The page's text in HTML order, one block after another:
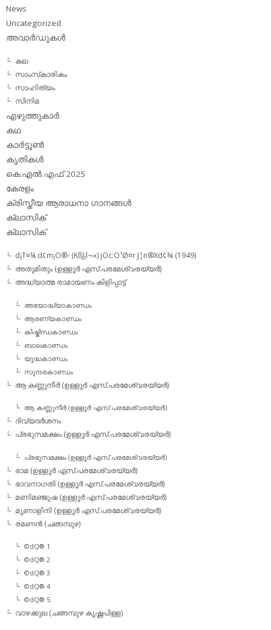
News
Uncategorized
അവാര്‍ഡുകള്‍
കല
സാംസ്‌കാരികം
സാഹിത്യം
സിനിമ
എഴുത്തുകാര്‍
കഥ
കാര്‍ട്ടൂണ്‍
കൃതികള്‍
കെ.എല്‍.എഫ് 2025
കേരളം
ക്രിസ്തീയ ആരാധനാ ഗാനങ്ങള്‍
ക്ലാസിക്‌
ക്ലാസിക്
d¡T¤¼ d¢m¡O®- (KßJ¡l¬«) jOc:O¹Ø¤r J¦n®Xd¢¾ (1949)
അതുമിതും (ഉള്ളൂര്‍ എസ്.പരമേശ്വരയ്യര്‍)
അദ്ധ്യാത്മ രാമായണം കിളിപ്പാട്ട്‌
അയോദ്ധ്യാകാണ്ഡം
ആരണ്യകാണ്ഡം
കിഷ്കിന്ധകാണ്ഡം
ബാലകാണ്ഡം
യൂദ്ധകാണ്ഡം
സുന്ദരകാണ്ഡം
ആ കണ്ണുനീര്‍ (ഉള്ളൂര്‍ എസ്.പരമേശ്വരയ്യര്‍)
ആ കണ്ണുനീര്‍ (ഉള്ളൂര്‍ എസ്.പരമേശ്വരയ്യര്‍)
ദിവ്യദര്‍ശനം
പ്രഭുസമക്ഷം (ഉള്ളൂര്‍ എസ്.പരമേശ്വരയ്യര്‍)
പ്രഭുസമക്ഷം (ഉള്ളൂര്‍ എസ്.പരമേശ്വരയ്യര്‍)
ഭാമ (ഉള്ളൂര്‍ എസ്.പരമേശ്വരയ്യര്‍)
ഭാവനാഗതി (ഉള്ളൂര്‍ എസ്.പരമേശ്വരയ്യര്‍)
മണിമഞ്ജുഷ (ഉള്ളൂര്‍ എസ്.പരമേശ്വരയ്യര്‍)
മൃണാളിനി (ഉള്ളൂര്‍ എസ്.പരമേശ്വരയ്യര്‍)
രമണന്‍ (ചങ്ങമ്പുഴ)
©dQ® 1
©dQ® 2
©dQ® 3
©dQ® 4
©dQ® 5
വാഴക്കുല (ചങ്ങമ്പുഴ കൃഷ്ണപിള്ള)